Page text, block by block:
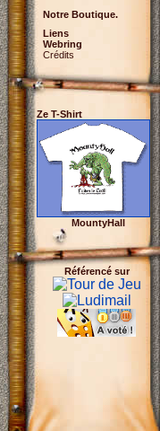
Notre Boutique.
Liens
Webring
Crédits
Ze T-Shirt
MountyHall
Référencé sur